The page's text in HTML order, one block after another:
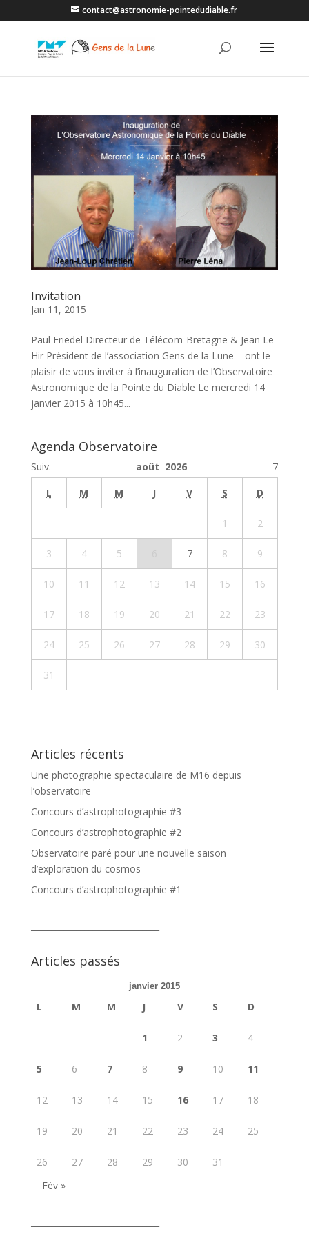
contact@astronomie-pointedudiable.fr
Invitation
Jan 11, 2015
Paul Friedel Directeur de Télécom-Bretagne & Jean Le
Hir Président de l’association Gens de la Lune – ont le
plaisir de vous inviter à l’inauguration de l’Observatoire
Astronomique de la Pointe du Diable Le mercredi 14
janvier 2015 à 10h45...
Agenda Observatoire
Suiv. 7
août 2026
L
M M J V S D
1 2
3 4 5 7 8 9
10 11 12 13 14 15 16
17 18 19 20 21 22 23
24 25 26 27 28 29 30
31
Articles récents
Une photographie spectaculaire de M16 depuis
l’observatoire
Concours d’astrophotographie #3
Concours d’astrophotographie #2
Observatoire paré pour une nouvelle saison
d’exploration du cosmos
Concours d’astrophotographie #1
Articles passés
janvier 2015
L M M J V S D
1 2 3 4
5 6 7 8 9 10 11
12 13 14 15 16 17 18
19 20 21 22 23 24 25
26 27 28 29 30
31
Fév »